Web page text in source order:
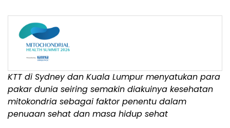
KTT di Sydney dan Kuala Lumpur menyatukan para
pakar dunia seiring semakin diakuinya kesehatan
mitokondria sebagai faktor penentu dalam
penuaan sehat dan masa hidup sehat